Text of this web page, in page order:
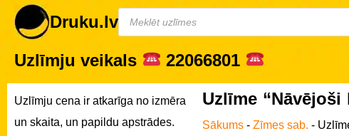
Druku.lv
Uzlīmju veikals 22066801
Uzlīmju cena ir atkarīga no izmēra
un skaita, un papildu apstrādes.
Uzlīme
Sākums- Zīmes sab. -